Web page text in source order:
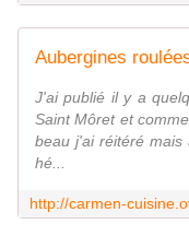
J'ai publié il y a
Saint Môret et
beau j'ai réitéré mais
hé...